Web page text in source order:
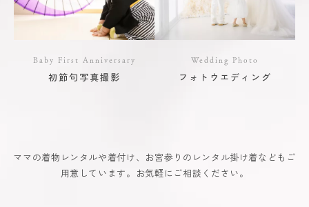
Baby First Anniversary
初節句写真撮影
Wedding Photo
フォトウエディング
ママの着物レンタルや着付け、お宮参りのレンタル掛け着などもご
用意しています。お気軽にご相談ください。